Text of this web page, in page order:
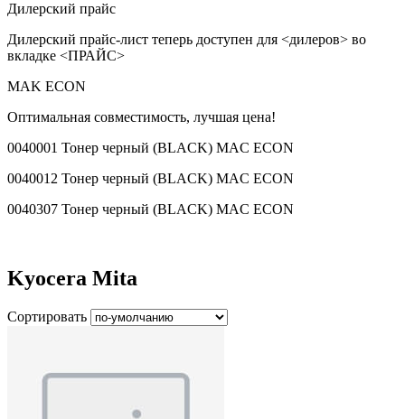
Дилерский прайс
Дилерский прайс-лист теперь доступен для <дилеров> во
вкладке <ПРАЙС>
MAK ECON
Оптимальная совместимость, лучшая цена!
0040001 Тонер черный (BLACK) MAC ECON
0040012 Тонер черный (BLACK) MAC ECON
0040307 Тонер черный (BLACK) MAC ECON
Kyocera Mita
Сортировать